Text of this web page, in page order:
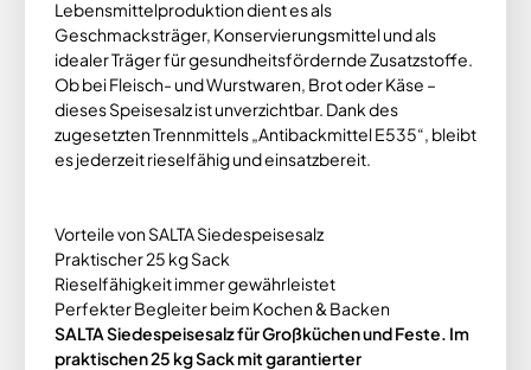
Lebensmittelproduktion dient es als
Geschmacksträger, Konservierungsmittel und als
idealer Träger für gesundheitsfördernde Zusatzstoffe.
Ob bei Fleisch- und Wurstwaren, Brot oder Käse –
dieses Speisesalz ist unverzichtbar. Dank des
zugesetzten Trennmittels „Antibackmittel E535“, bleibt
es jederzeit rieselfähig und einsatzbereit.
Vorteile von SALTA Siedespeisesalz
Praktischer 25 kg Sack
Rieselfähigkeit immer gewährleistet
Perfekter Begleiter beim Kochen & Backen
SALTA Siedespeisesalz für Großküchen und Feste. Im
praktischen 25 kg Sack mit garantierter